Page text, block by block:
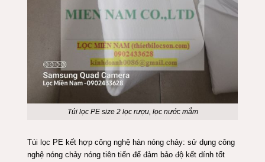
Túi lọc PE size 2 lọc rượu, lọc nước mắm
Túi lọc PE kết hợp công nghệ hàn nóng chảy: sử dụng công
nghệ nóng chảy nóng tiên tiến để đảm bảo độ kết dính tốt